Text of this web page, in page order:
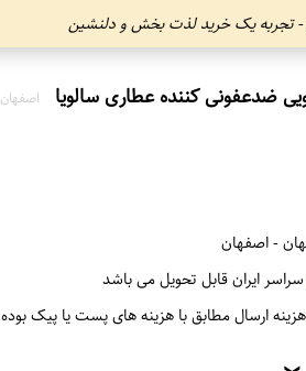
- تجربه یک خرید لذت بخش و دلنشین
ضدعفونی کننده عطاری سالویا
-اصفهان
سراسر ایران قابل تحویل می باشد
هزینه ارسال مطابق با هزینه های پست یا پیک